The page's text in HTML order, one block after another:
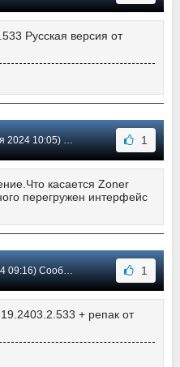
Русская версия от
Сообщение #537 1
касается Zoner
перегружен интерфейс
Сообщение #536 1
+ репак от